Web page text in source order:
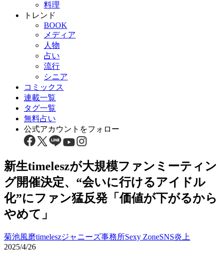
料理
トレンド
BOOK
メディア
人物
占い
流行
シニア
コミックス
連載一覧
タグ一覧
無料占い
公式アカウントをフォロー
新生timeleszが大規模ファンミーティン
グ開催決定、“会いに行けるアイドル
化”にファン猛反発「価値が下がるから
やめて」
菊池風磨timeleszジャニーズ事務所Sexy ZoneSNS炎上
2025/4/26